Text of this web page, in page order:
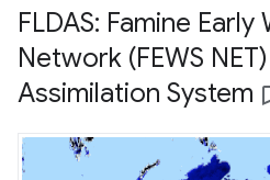
FLDAS: Famine
Network (FEWS
Assimilation System